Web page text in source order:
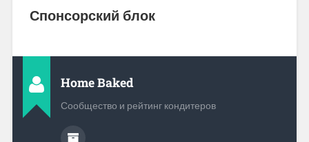
Спонсорский блок
Home Baked
Сообщество и рейтинг кондитеров